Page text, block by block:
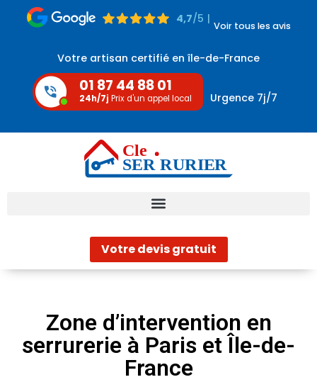
4,7/5 |
Voir tous les avis
Votre artisan certifié en île-de-France
01 87 44 88 01
24h/7j Prix d'un appel local Urgence 7j/7
Votre devis gratuit
Zone d’intervention en
serrurerie à Paris et Île-de-
France